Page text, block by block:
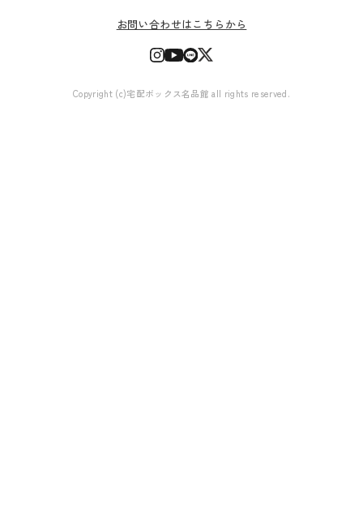
お問い合わせはこちらから
Copyright (c)宅配ボックス名品館 all rights reserved.